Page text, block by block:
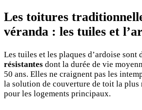
Les toitures
véranda : les tuiles et
Les tuiles et les plaques d’ardoise sont
résistantes dont la durée de vie
50 ans. Elles ne craignent pas les
la solution de couverture de toit la plus
pour les logements principaux.